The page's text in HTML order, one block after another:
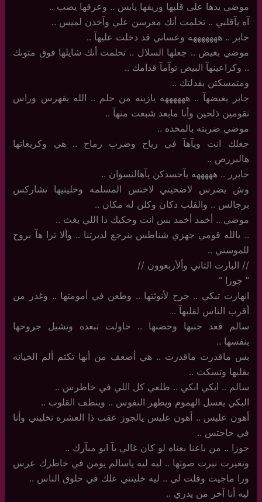
موضي يدها على قلبها وريقها يابس ‏.. وعرقها يصب ..
آه يآقلبي .. تحلمت أنك معرسن علي وآخذن لميس ..
جابر .. هههههههه وعساني قد دخلت عليهآ ..
موضي بغيض .. جعلها السلال .. تحلمت أنك شايلها فوق متونك
.. وكراعينهآ البيض توآمآ قدامك ..
ومتمسكتن بقذلتك ..
جابر يغيضهآ .. ههههههه يازينه من حلم .. الله يقهرس وراس
تقومين ذلحين وأنا مابعد شبعت منهآ ..
موضي ضربته بالمخده ..
جعلك انت ويآهآ في رياح وضرب رماح .. هي وكريعاتها
هالبررص ..
جابرر .. هههههه يآحسدكن يآهالنسوان ..
وش يضرس لاضحيتي لاختس المسلمه وخليتيها تشاركس
برجالس .. والقلب دكان وكلن له مكان ..
موضي .. أخمد أخمد بس انت وحكيك ذا اللي يغث ..
..‏ يالله قومي جهزي شناطس بنرجع لديرتنا .. وألا ترا هآ بروح
للموستي ..
//‏ البارت الثاني وألأربعوون //
‏”‏ جوزا “
انهارت تبكي .. جرح لأنوثتها .. وطعن في أمومتها .. وغدر من
أقرب الناس لقلبهآ ..
سالم قعد جنبها وحضنها .. حاولت تبعده وتشيل جروحها
بنفسها ..
بس ماقدرت ماقدرت .. هي أضعف من أنها تكتم ألم الخيانه
بقلبها وتسكت ..
سالم .. ابكي ابكي .. طلعي كل اللي في خاطرس ..
البكي يغسل الهموم ويطهر النفوس .. وينظف القلوب ..
أهون عليس .. أهون عليس يالجوز عقب ذا العشره تخليني وأنا
في حاجتس ..
جوزا .. من باعنا بعناه لو كان غالي يآ ابو مبآرك ..
وتغيرت نبرت صوتها .. ليه ليه ياسالم يومن في خاطرك عرس
ورا ماجيت وقلت لي .. ليه خليتني علك في حلوق الناس ..
ليه أنا آخر من يدري .. ‏